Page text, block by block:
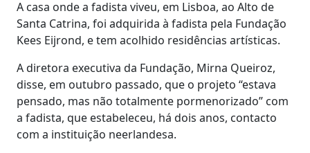
A casa onde a fadista viveu, em Lisboa, ao Alto de
Santa Catrina, foi adquirida à fadista pela Fundação
Kees Eijrond, e tem acolhido residências artísticas.
A diretora executiva da Fundação, Mirna Queiroz,
disse, em outubro passado, que o projeto “estava
pensado, mas não totalmente pormenorizado” com
a fadista, que estabeleceu, há dois anos, contacto
com a instituição neerlandesa.